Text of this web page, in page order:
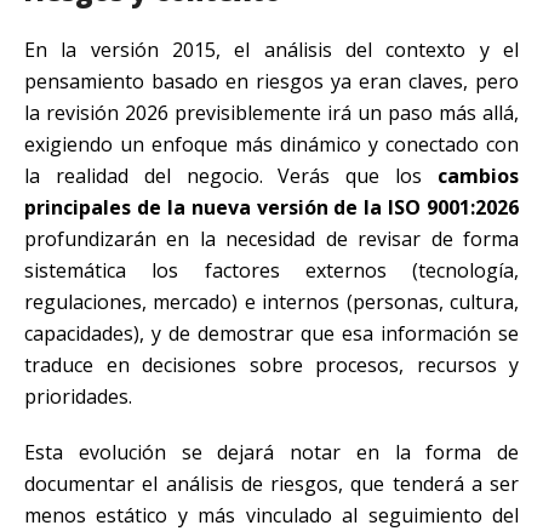
En la versión 2015, el análisis del contexto y el
pensamiento basado en riesgos ya eran claves, pero
la revisión 2026 previsiblemente irá un paso más allá,
exigiendo un enfoque más dinámico y conectado con
la realidad del negocio. Verás que los cambios
principales de la nueva versión de la ISO 9001:2026
profundizarán en la necesidad de revisar de forma
sistemática los factores externos (tecnología,
regulaciones, mercado) e internos (personas, cultura,
capacidades), y de demostrar que esa información se
traduce en decisiones sobre procesos, recursos y
prioridades.
Esta evolución se dejará notar en la forma de
documentar el análisis de riesgos, que tenderá a ser
menos estático y más vinculado al seguimiento del